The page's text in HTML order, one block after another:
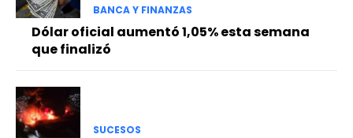
BANCA Y FINANZAS
Dólar oficial aumentó 1,05% esta semana
que finalizó
SUCESOS